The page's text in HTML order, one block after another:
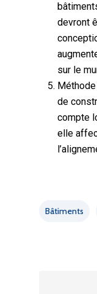
devront
sur le
de
compte
elle
Bâtiments